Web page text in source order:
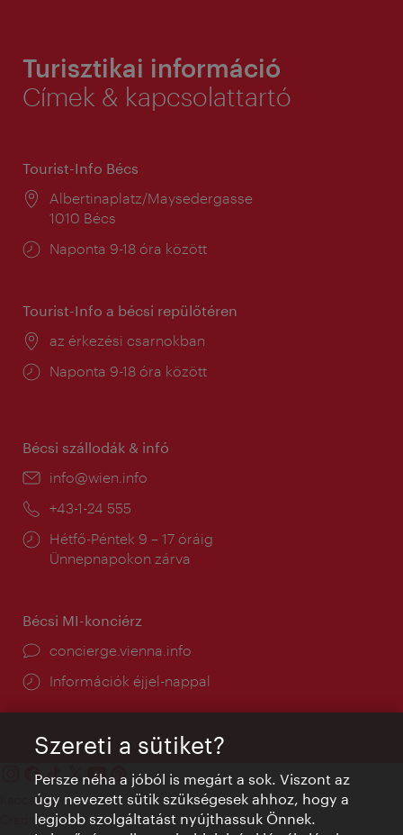
Turisztikai információ
Címek & kapcsolattartó
Tourist-Info Bécs
Helyszín:
Albertinaplatz/Maysedergasse
1010 Bécs
Nyitva
Naponta 9-18 óra között
Tourist-Info a bécsi repülőtéren
Helyszín:
az érkezési csarnokban
Nyitva
Naponta 9-18 óra között
Bécsi szállodák & infó
E-
info@wien.info
Telefon:
+43-1-24 555
Nyitva
tartás:
Hétfő-Péntek 9 – 17 óráig
Ünnepnapokon zárva
Bécsi MI-konciérz
concierge.vienna.info
Információk éjjel-nappal
Kapcsolat
Credits
Szereti a sütiket?
Persze néha a jóból is megárt a sok. Viszont az
úgy nevezett sütik szükségesek ahhoz, hogy a
legjobb szolgáltatást nyújthassuk Önnek.